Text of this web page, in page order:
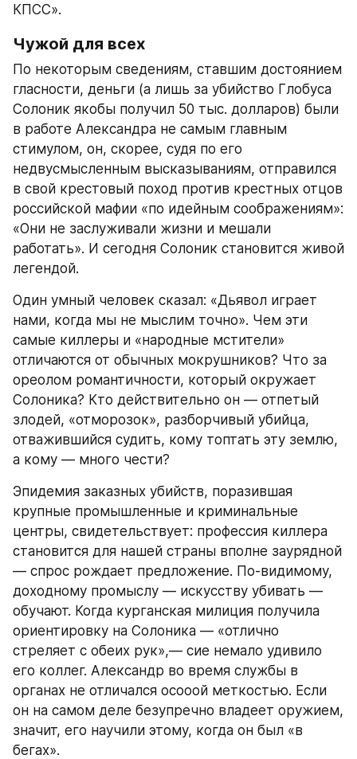
КПСС».
Чужой для всех
По некоторым сведениям, ставшим достоянием
гласности, деньги (а лишь за убийство Глобуса
Солоник якобы получил 50 тыс. долларов) были
в работе Александра не самым главным
стимулом, он, скорее, судя по его
недвусмысленным высказываниям, отправился
в свой крестовый поход против крестных отцов
российской мафии «по идейным соображениям»:
«Они не заслуживали жизни и мешали
работать». И сегодня Солоник становится живой
легендой.
Один умный человек сказал: «Дьявол играет
нами, когда мы не мыслим точно». Чем эти
самые киллеры и «народные мстители»
отличаются от обычных мокрушников? Что за
ореолом романтичности, который окружает
Солоника? Кто действительно он — отпетый
злодей, «отморозок», разборчивый убийца,
отважившийся судить, кому топтать эту землю,
а кому — много чести?
Эпидемия заказных убийств, поразившая
крупные промышленные и криминальные
центры, свидетельствует: профессия киллера
становится для нашей страны вполне заурядной
— спрос рождает предложение. По-видимому,
доходному промыслу — искусству убивать —
обучают. Когда курганская милиция получила
ориентировку на Солоника — «отлично
стреляет с обеих рук»,— сие немало удивило
его коллег. Александр во время службы в
органах не отличался осооой меткостью. Если
он на самом деле безупречно владеет оружием,
значит, его научили этому, когда он был «в
бегах».